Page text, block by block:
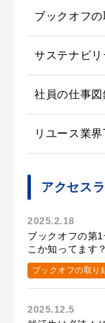
ブックオフ
サステナビ
社員の仕事図
リユース業
アクセス
2025.2.18
ブックオフの第
こか知ってます？
ブックオフの取り
2025.12.5